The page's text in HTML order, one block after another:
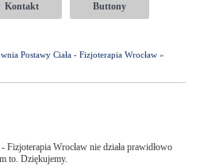
Kontakt Buttony
Postawy Ciała - Fizjoterapia Wrocław»
Fizjoterapia Wrocław nie działa prawidłowo
to. Dziękujemy.